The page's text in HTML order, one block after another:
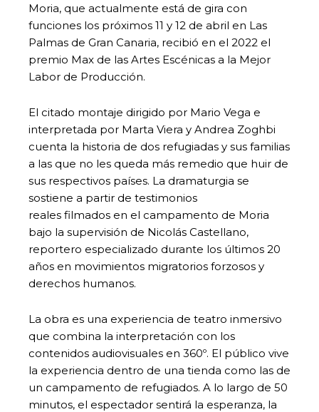
Moria, que actualmente está de gira con
funciones los próximos 11 y 12 de abril en Las
Palmas de Gran Canaria, recibió en el 2022 el
premio Max de las Artes Escénicas a la Mejor
Labor de Producción.
El citado montaje dirigido por Mario Vega e
interpretada por Marta Viera y Andrea Zoghbi
cuenta la historia de dos refugiadas y sus familias
a las que no les queda más remedio que huir de
sus respectivos países. La dramaturgia se
sostiene a partir de testimonios
reales filmados en el campamento de Moria
bajo la supervisión de Nicolás Castellano,
reportero especializado durante los últimos 20
años en movimientos migratorios forzosos y
derechos humanos.
La obra es una experiencia de teatro inmersivo
que combina la interpretación con los
contenidos audiovisuales en 360º. El público vive
la experiencia dentro de una tienda como las de
un campamento de refugiados. A lo largo de 50
minutos, el espectador sentirá la esperanza, la